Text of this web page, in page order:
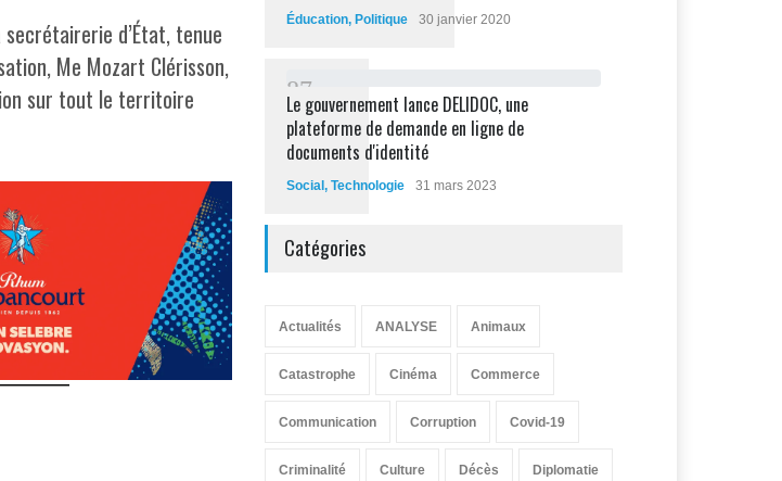
d’État, tenue
Me Mozart Clérisson,
sur tout le territoire
Éducation, Politique 30 janvier 2020
87
Le gouvernement lance DELIDOC, une
plateforme de demande en ligne de
documents d'identité
Social , Technologie 31 mars 2023
Catégories
Actualités ANALYSE Animaux
Catastrophe Cinéma Commerce
Communication Corruption Covid-19
Criminalité Culture Décès Diplomatie